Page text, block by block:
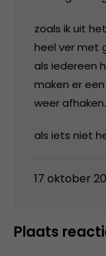
zoals ik uit
heel ver met
als iedereen
maken er
weer afhaken.
als iets niet
17 oktober
Plaats